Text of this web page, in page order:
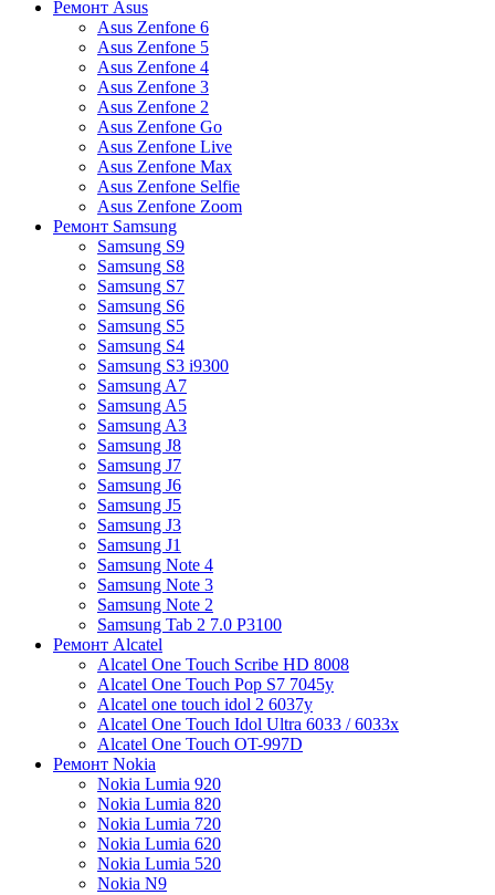
Ремонт Asus
Asus Zenfone 6
Asus Zenfone 5
Asus Zenfone 4
Asus Zenfone 3
Asus Zenfone 2
Asus Zenfone Go
Asus Zenfone Live
Asus Zenfone Max
Asus Zenfone Selfie
Asus Zenfone Zoom
Ремонт Samsung
Samsung S9
Samsung S8
Samsung S7
Samsung S6
Samsung S5
Samsung S4
Samsung S3 i9300
Samsung A7
Samsung A5
Samsung A3
Samsung J8
Samsung J7
Samsung J6
Samsung J5
Samsung J3
Samsung J1
Samsung Note 4
Samsung Note 3
Samsung Note 2
Samsung Tab 2 7.0 P3100
Ремонт Alcatel
Alcatel One Touch Scribe HD 8008
Alcatel One Touch Pop S7 7045y
Alcatel one touch idol 2 6037y
Alcatel One Touch Idol Ultra 6033 / 6033x
Alcatel One Touch OT-997D
Ремонт Nokia
Nokia Lumia 920
Nokia Lumia 820
Nokia Lumia 720
Nokia Lumia 620
Nokia Lumia 520
Nokia N9